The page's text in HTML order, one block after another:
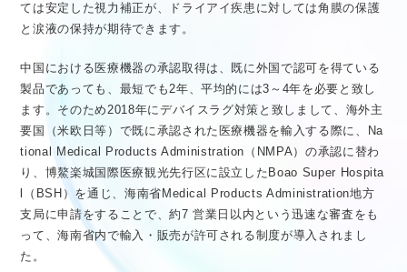
ては安定した視力補正が、ドライアイ疾患に対しては角膜の保護
と涙液の保持が期待できます。
中国における医療機器の承認取得は、既に外国で認可を得ている
製品であっても、最短でも2年、平均的には3～4年を必要と致し
ます。そのため2018年にデバイスラグ対策と致しまして、海外主
要国（米欧日等）で既に承認された医療機器を輸入する際に、Na
tional Medical Products Administration（NMPA）の承認に替わ
り、博鰲楽城国際医療観光先行区に設立したBoao Super Hospita
l（BSH）を通じ、海南省Medical Products Administration地方
支局に申請をすることで、約7 営業日以内という迅速な審査をも
って、海南省内で輸入・販売が許可される制度が導入されまし
た。